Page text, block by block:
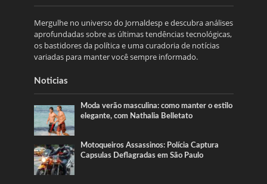
Mergulhe no universo do Jornaldesp e descubra análises
aprofundadas sobre as últimas tendências tecnológicas,
os bastidores da política e uma curadoria de notícias
variadas para manter você sempre informado.
Noticias
Moda verão masculina: como manter o estilo
elegante, com Nathalia Belletato
Motoqueiros Assassinos: Polícia Captura
Capsulas Deflagradas em São Paulo